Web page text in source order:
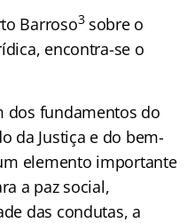
Barroso3sobre o
encontra-se o
dos fundamentos do
da Justiça e do bem-
elemento importante
a paz social,
das condutas, a